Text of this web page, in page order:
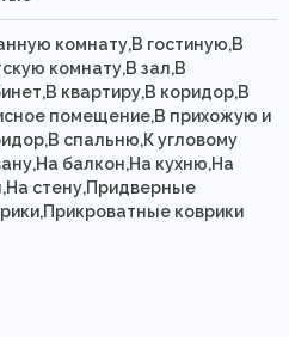
комнату,В гостиную,В
комнату,В зал,В
квартиру,В коридор,В
помещение,В прихожую и
спальню,К угловому
балкон,На кухню,На
стену,Придверные
коврики